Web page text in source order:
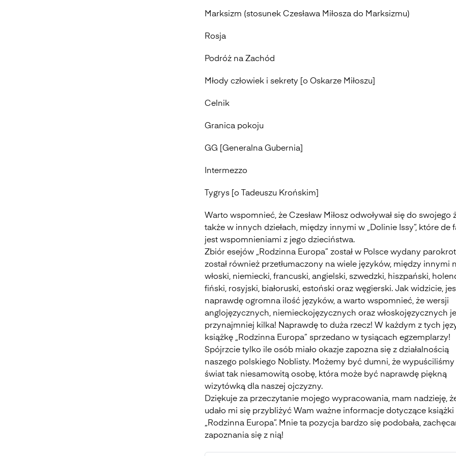
Marksizm (stosunek Czesława Miłosza do Marksizmu)
Rosja
Podróż na Zachód
Młody człowiek i sekrety [o Oskarze Miłoszu]
Celnik
Granica pokoju
GG [Generalna Gubernia]
Intermezzo
Tygrys [o Tadeuszu Krońskim]
Warto wspomnieć, że Czesław Miłosz odwoływał się do swojego
także w innych dziełach, między innymi w „Dolinie Issy”, które de
jest wspomnieniami z jego dzieciństwa.
Zbiór esejów „Rodzinna Europa” został w Polsce wydany
został również przetłumaczony na wiele języków, między innymi
włoski, niemiecki, francuski, angielski, szwedzki, hiszpański,
fiński, rosyjski, białoruski, estoński oraz węgierski. Jak widzicie,
naprawdę ogromna ilość języków, a warto wspomnieć, że wersji
anglojęzycznych, niemieckojęzycznych oraz włoskojęzycznych
przynajmniej kilka! Naprawdę to duża rzecz! W każdym z tych
książkę „Rodzinna Europa” sprzedano w tysiącach egzemplarzy!
Spójrzcie tylko ile osób miało okazje zapozna się z działalnością
naszego polskiego Noblisty. Możemy być dumni, że wypuściliśmy
świat tak niesamowitą osobę, która może być naprawdę piękną
wizytówką dla naszej ojczyzny.
Dziękuje za przeczytanie mojego wypracowania, mam nadzieję,
udało mi się przybliżyć Wam ważne informacje dotyczące książki
„Rodzinna Europa”. Mnie ta pozycja bardzo się podobała,
zapoznania się z nią!